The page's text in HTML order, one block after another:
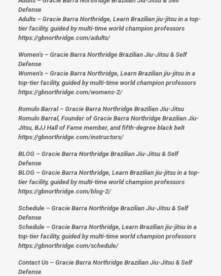
Defense
Adults – Gracie Barra Northridge, Learn Brazilian jiu-jitsu in a top-
tier facility, guided by multi-time world champion professors
https://gbnorthridge.com/adults/
Women’s – Gracie Barra Northridge Brazilian Jiu-Jitsu & Self
Defense
Women’s – Gracie Barra Northridge, Learn Brazilian jiu-jitsu in a
top-tier facility, guided by multi-time world champion professors
https://gbnorthridge.com/womens-2/
Romulo Barral – Gracie Barra Northridge Brazilian Jiu-Jitsu
Romulo Barral, Founder of Gracie Barra Northridge Brazilian Jiu-
Jitsu, BJJ Hall of Fame member, and fifth-degree black belt
https://gbnorthridge.com/instructors/
BLOG – Gracie Barra Northridge Brazilian Jiu-Jitsu & Self
Defense
BLOG – Gracie Barra Northridge, Learn Brazilian jiu-jitsu in a top-
tier facility, guided by multi-time world champion professors
https://gbnorthridge.com/blog-2/
Schedule – Gracie Barra Northridge Brazilian Jiu-Jitsu & Self
Defense
Schedule – Gracie Barra Northridge, Learn Brazilian jiu-jitsu in a
top-tier facility, guided by multi-time world champion professors
https://gbnorthridge.com/schedule/
Contact Us – Gracie Barra Northridge Brazilian Jiu-Jitsu & Self
Defense